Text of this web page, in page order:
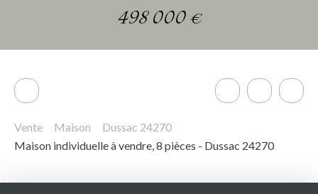
498 000€
Vente Maison
Dussac 24270
Maison individuelle à vendre, 8 pièces - Dussac 24270